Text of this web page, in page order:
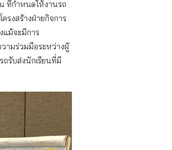
ที่กำหนดให้งานรถ
รงสร้างฝ่ายกิจการ
แม้จะมีการ
ามร่วมมือระหว่างผู้
รับส่งนักเรียนที่มี